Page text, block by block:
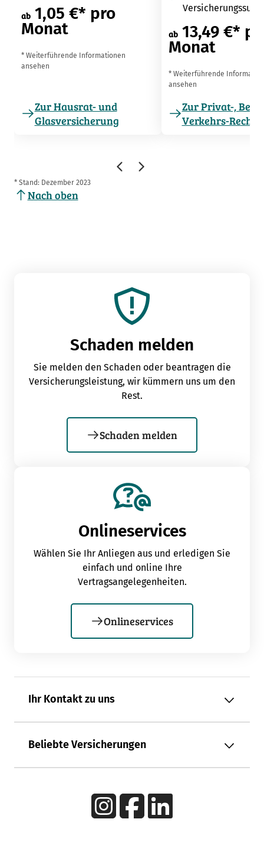
ab 1,05 €* pro
Monat
* Weiterführende Informationen
ansehen
Zur Hausrat- und
Glasversicherung
ab 13,49 €*
Monat
* Weiterführende
ansehen
Zur Privat-,
Verkehrs-
* Stand: Dezember 2023
Nach oben
Schaden melden
Sie melden den Schaden oder beantragen die
Versicherungsleistung, wir kümmern uns um den
Rest.
Schaden melden
Onlineservices
Wählen Sie Ihr Anliegen aus und erledigen Sie
einfach und online Ihre
Vertragsangelegenheiten.
Onlineservices
Ihr Kontakt zu uns
Beliebte Versicherungen